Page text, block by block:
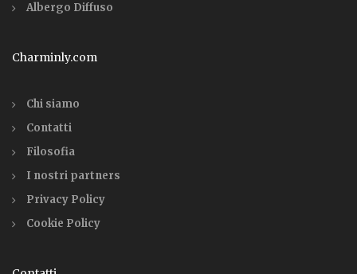
Albergo Diffuso
Charminly.com
Chi siamo
Contatti
Filosofia
I nostri partners
Privacy Policy
Cookie Policy